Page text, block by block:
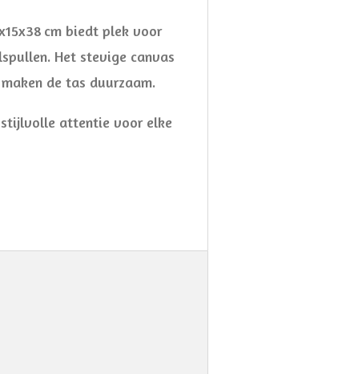
cm biedt plek voor
Het stevige canvas
de tas duurzaam.
stijlvolle attentie voor elke